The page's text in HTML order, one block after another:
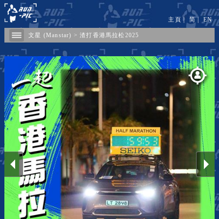
文星 (Manstar) >渣打香港馬拉松2025
主頁 | 简| EN